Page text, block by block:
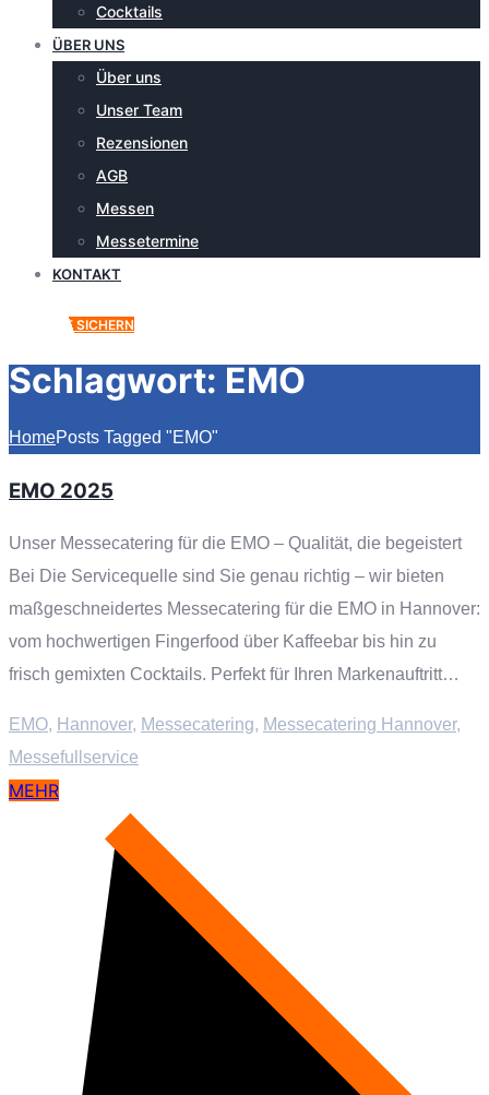
Cocktails
ÜBER UNS
Über uns
Unser Team
Rezensionen
AGB
Messen
Messetermine
KONTAKT
ANGEBOT SICHERN
Schlagwort: EMO
HomePosts Tagged "EMO"
EMO 2025
Unser Messecatering für die EMO – Qualität, die begeistert
Bei Die Servicequelle sind Sie genau richtig – wir bieten
maßgeschneidertes Messecatering für die EMO in Hannover:
vom hochwertigen Fingerfood über Kaffeebar bis hin zu
frisch gemixten Cocktails. Perfekt für Ihren Markenauftritt…
EMO, Hannover, Messecatering, Messecatering Hannover,
Messefullservice
MEHR